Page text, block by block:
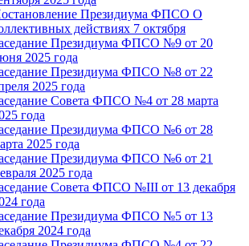
Президиума ФПСО О
действиях 7 октября
Президиума ФПСО №9 от 20
2025 года
Президиума ФПСО №8 от 22
2025 года
Совета ФПСО №4 от 28 марта
года
Президиума ФПСО №6 от 28
2025 года
Президиума ФПСО №6 от 21
2025 года
Совета ФПСО №III от 13 декабря
года
Президиума ФПСО №5 от 13
2024 года